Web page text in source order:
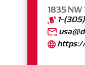
Buscar
1835 NW
1-